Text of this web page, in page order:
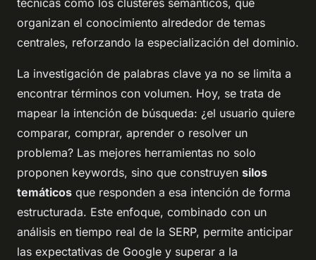
organizan el conocimiento alrededor de temas
centrales, reforzando la especialización del dominio.
La investigación de palabras clave ya no se limita a
encontrar términos con volumen. Hoy, se trata de
mapear la intención de búsqueda: ¿el usuario quiere
comparar, comprar, aprender o resolver un
problema? Las mejores herramientas no solo
proponen keywords, sino que construyen silos
temáticos que responden a esa intención de forma
estructurada. Este enfoque, combinado con un
análisis en tiempo real de la SERP, permite anticipar
las expectativas de Google y superar a la